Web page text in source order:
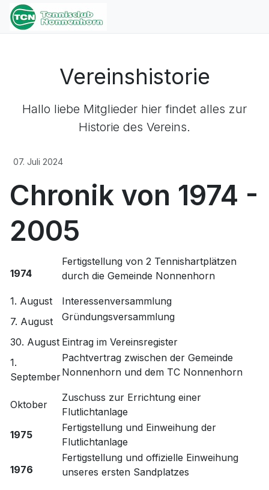
Vereinshistorie
Hallo liebe Mitglieder hier findet alles zur
Historie des Vereins.
07. Juli 2024
Chronik von 1974 -
2005
1974
Fertigstellung von 2 Tennishartplätzen
durch die Gemeinde Nonnenhorn
1. August
Interessenversammlung
7. August
Gründungsversammlung
30. August Eintrag im Vereinsregister
1.
September
Pachtvertrag zwischen der Gemeinde
Nonnenhorn und dem TC Nonnenhorn
Oktober
Zuschuss zur Errichtung einer
Flutlichtanlage
1975
Fertigstellung und Einweihung der
Flutlichtanlage
1976
Fertigstellung und offizielle Einweihung
unseres ersten Sandplatzes